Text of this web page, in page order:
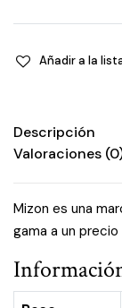
SPF50+
quantity
Añadir a la
Descripción
Valoraciones
Mizon es una
gama a un